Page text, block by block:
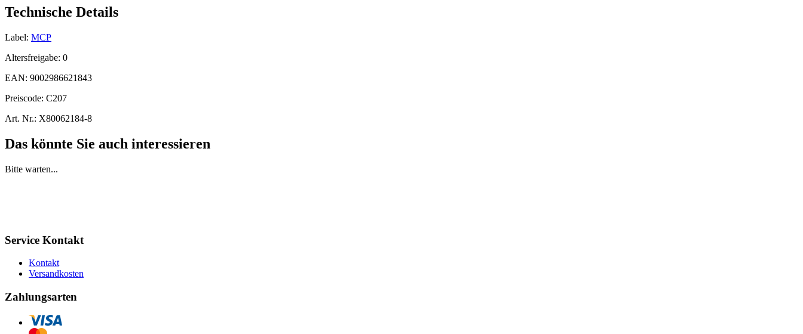
Technische Details
Label: MCP
Altersfreigabe: 0
EAN: 9002986621843
Preiscode: C207
Art. Nr.: X80062184-8
Das könnte Sie auch interessieren
Bitte warten...
Service Kontakt
Kontakt
Versandkosten
Zahlungsarten